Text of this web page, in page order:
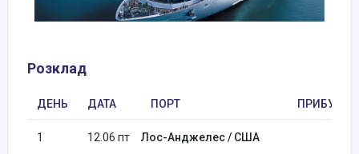
Розклад
ДЕНЬ ДАТА ПОРТ ПРИБУТТЯ
1 12.06 пт Лос-Анджелес / США